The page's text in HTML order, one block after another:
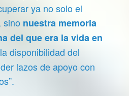
ya no solo el
sino nuestra memoria
del que era la vida en
disponibilidad del
lazos de apoyo con